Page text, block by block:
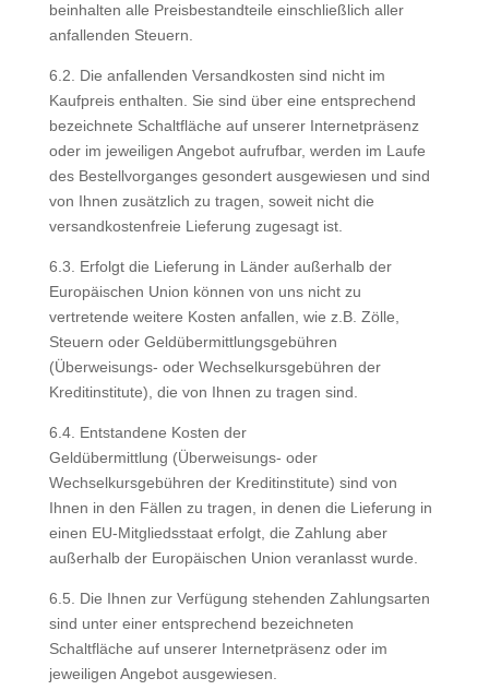
beinhalten alle Preisbestandteile einschließlich aller
anfallenden Steuern.
6.2. Die anfallenden Versandkosten sind nicht im
Kaufpreis enthalten. Sie sind über eine entsprechend
bezeichnete Schaltfläche auf unserer Internetpräsenz
oder im jeweiligen Angebot aufrufbar, werden im Laufe
des Bestellvorganges gesondert ausgewiesen und sind
von Ihnen zusätzlich zu tragen, soweit nicht die
versandkostenfreie Lieferung zugesagt ist.
6.3. Erfolgt die Lieferung in Länder außerhalb der
Europäischen Union können von uns nicht zu
vertretende weitere Kosten anfallen, wie z.B. Zölle,
Steuern oder Geldübermittlungsgebühren
(Überweisungs- oder Wechselkursgebühren der
Kreditinstitute), die von Ihnen zu tragen sind.
6.4. Entstandene Kosten der
Geldübermittlung (Überweisungs- oder
Wechselkursgebühren der Kreditinstitute) sind von
Ihnen in den Fällen zu tragen, in denen die Lieferung in
einen EU-Mitgliedsstaat erfolgt, die Zahlung aber
außerhalb der Europäischen Union veranlasst wurde.
6.5. Die Ihnen zur Verfügung stehenden Zahlungsarten
sind unter einer entsprechend bezeichneten
Schaltfläche auf unserer Internetpräsenz oder im
jeweiligen Angebot ausgewiesen.